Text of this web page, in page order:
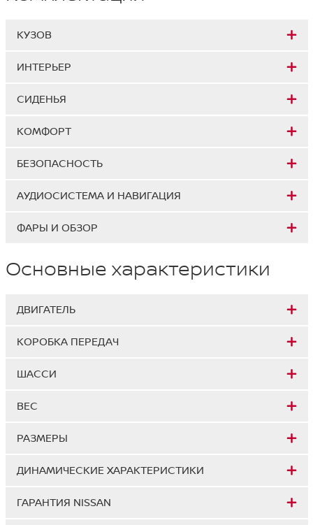
КУЗОВ
ИНТЕРЬЕР
СИДЕНЬЯ
КОМФОРТ
БЕЗОПАСНОСТЬ
АУДИОСИСТЕМА И НАВИГАЦИЯ
ФАРЫ И ОБЗОР
Основные характеристики
ДВИГАТЕЛЬ
КОРОБКА ПЕРЕДАЧ
ШАССИ
ВЕС
РАЗМЕРЫ
ДИНАМИЧЕСКИЕ ХАРАКТЕРИСТИКИ
ГАРАНТИЯ NISSAN